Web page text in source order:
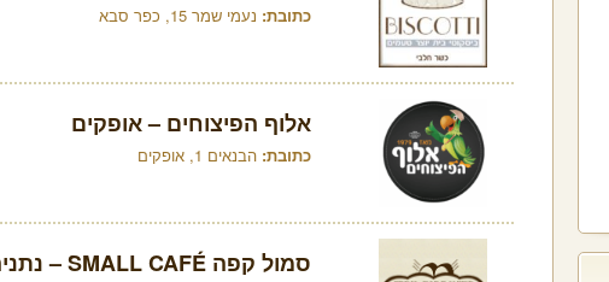
כתובת: נעמי שמר 15, כפר סבא
אלוף הפיצוחים – אופקים
כתובת: הבנאים 1, אופקים
סמול קפה SMALL CAFÉ – נתניה